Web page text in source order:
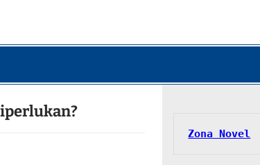
Zona Novel